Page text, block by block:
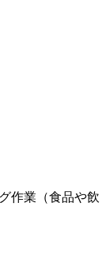
作業（食品や飲